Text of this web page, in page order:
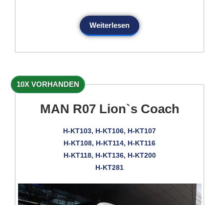
Weiterlesen
10X VORHANDEN
MAN R07 Lion`s Coach
H-KT103, H-KT106, H-KT107
H-KT108, H-KT114, H-KT116
H-KT118, H-KT136, H-KT200
H-KT281